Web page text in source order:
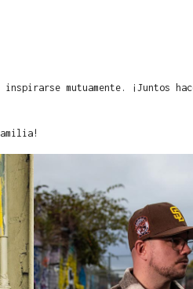
mutuamente. ¡Juntos